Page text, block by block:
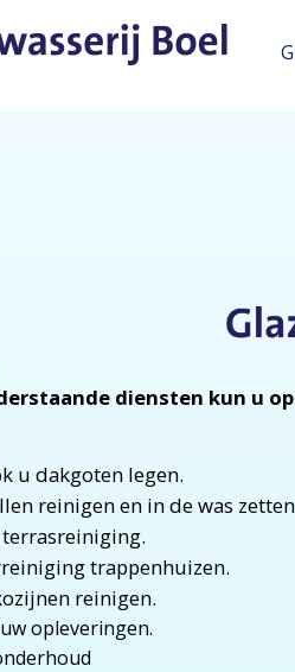
diensten kun u
u dakgoten legen.
reinigen en in de was
terrasreiniging.
trappenhuizen.
reinigen.
opleveringen.